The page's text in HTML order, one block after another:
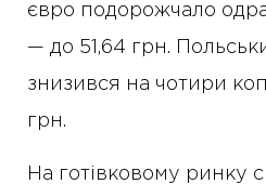
євро подорожчало
— до 51,64 грн.
знизився на чотири
грн.
На готівковому ринку